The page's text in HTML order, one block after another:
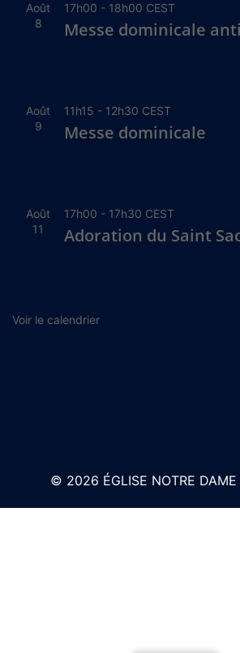
Août
8
17h00 - 18h00 CEST
Messe dominicale
Août
9
11h15 - 12h30 CEST
Messe dominicale
Août
11
17h00 - 17h30 CEST
Adoration du Saint
Voir le calendrier
© 2026 ÉGLISE NOTRE DAME